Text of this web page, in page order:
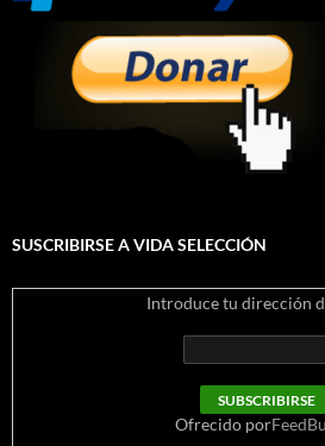
SUSCRIBIRSE A VIDA SELECCIÓN
Introduce tu dirección
Ofrecido por